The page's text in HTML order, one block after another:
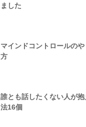
ました
マインドコントロールの
方
誰とも話したくない人が
法16個